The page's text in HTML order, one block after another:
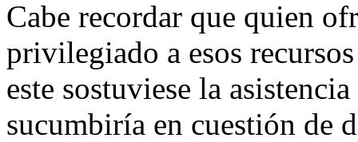
Cabe recordar que quien
privilegiado a esos
este sostuviese la
sucumbiría en cuestión de